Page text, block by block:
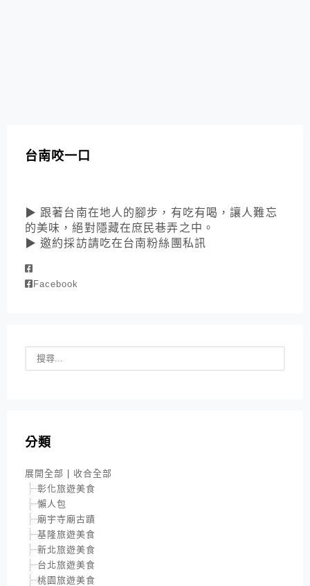
台南咬一口
▶ 跟著台南在地人的腳步，有吃有喝，讓人難忘
的美味，絕對隱藏在庶民巷弄之中。
▶ 邀約採訪請吃在台南粉絲團私訊
Facebook
分類
展開全部 | 收合全部
彰化旅遊美食
懶人包
廟宇寺廟古蹟
基隆旅遊美食
新北旅遊美食
台北旅遊美食
桃園旅遊美食